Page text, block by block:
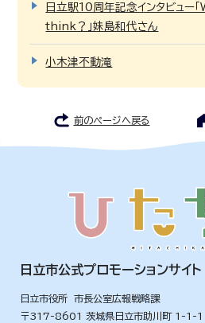
日立駅10周年記念インタビュ
think？」妹島和代さん
小木津不動滝
前のページへ戻る
日立市公式プロモーションサイト
日立市役所 市長公室広報戦略課
〒317-8601 茨城県日立市助川町 1-1-1